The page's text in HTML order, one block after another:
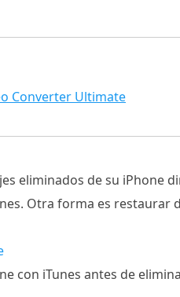
Converter Ultimate
eliminados de su iPhone
Otra forma es restaurar
con iTunes antes de